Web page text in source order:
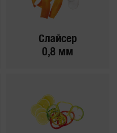
Слайсер
0,8 мм